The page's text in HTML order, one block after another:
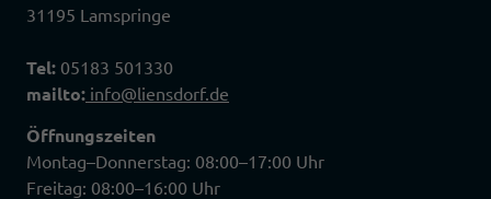
31195 Lamspringe
Tel: 05183 501330
mailto: info@liensdorf.de
Öffnungszeiten
Montag–Donnerstag: 08:00–17:00 Uhr
Freitag: 08:00–16:00 Uhr